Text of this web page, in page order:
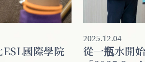
國際學院
2025.12.04
從一瓶水開